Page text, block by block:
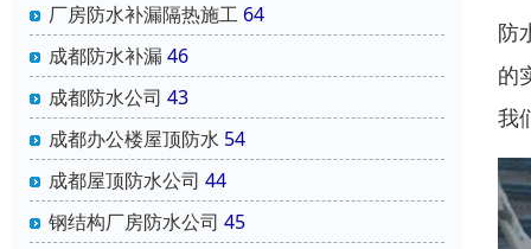
厂房防水补漏隔热施工 64
成都防水补漏46
成都防水公司 43
成都办公楼屋顶防水 54
成都屋顶防水公司 44
钢结构厂房防水公司 45
防
的
我